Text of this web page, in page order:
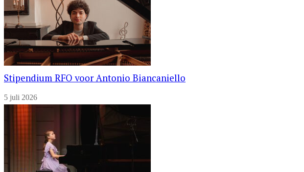
Stipendium RFO voor Antonio Biancaniello
5 juli 2026